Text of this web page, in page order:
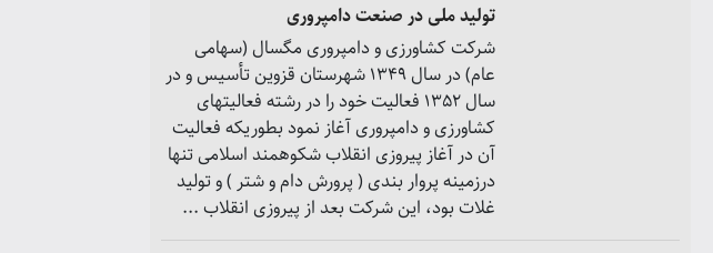
تولید ملی در صنعت دامپروری
شرکت کشاورزی و دامپروری مگسال (سهامی
عام) در سال 1349 شهرستان قزوین تأسیس و در
سال 1352 فعالیت خود را در رشته فعالیتهای
کشاورزی و دامپروری آغاز نمود بطوریکه فعالیت
آن در آغاز پیروزی انقلاب شکوهمند اسلامی تنها
درزمینه پروار بندی ( پرورش دام و شتر ) و تولید
غلات بود، این شرکت بعد از پیروزی انقلاب ...